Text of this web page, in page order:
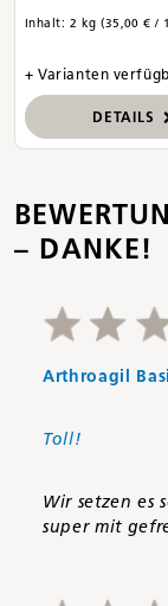
Inhalt: 2 kg(35,00 € /
+ Varianten
DETAILS
– DANKE!
Arthroagil
Toll!
Wir setzen es
super mit